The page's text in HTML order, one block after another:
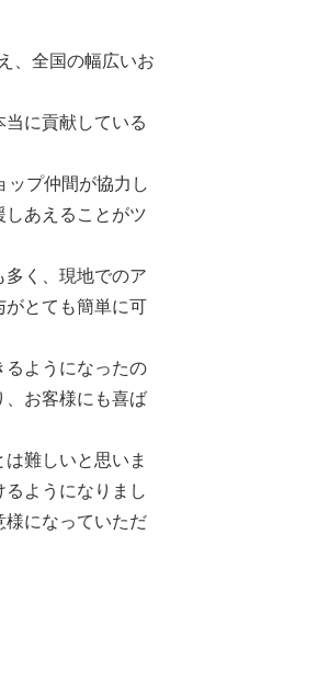
、全国の幅広いお
に貢献している
ップ仲間が協力し
あえることがツ
く、現地でのア
がとても簡単に可
るようになったの
、お客様にも喜ば
難しいと思いま
ようになりまし
様になっていただ